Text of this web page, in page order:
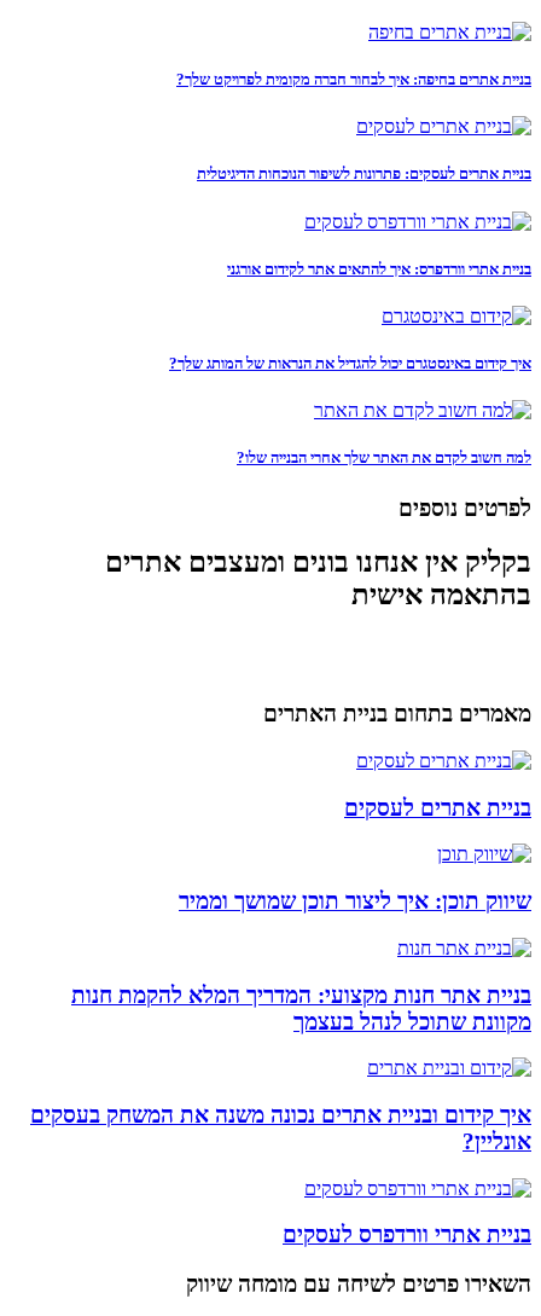
בניית אתרים בחיפה: איך לבחור חברה מקומית לפרויקט שלך?
בניית אתרים לעסקים: פתרונות לשיפור הנוכחות הדיגיטלית
בניית אתרי וורדפרס: איך להתאים אתר לקידום אורגני
איך קידום באינסטגרם יכול להגדיל את הנראות של המותג שלך?
למה חשוב לקדם את האתר שלך אחרי הבנייה שלו?
לפרטים נוספים
בקליק אין אנחנו בונים ומעצבים אתרים
בהתאמה אישית
מאמרים בתחום בניית האתרים
בניית אתרים לעסקים
שיווק תוכן: איך ליצור תוכן שמושך וממיר
בניית אתר חנות מקצועי: המדריך המלא להקמת חנות
מקוונת שתוכל לנהל בעצמך
איך קידום ובניית אתרים נכונה משנה את המשחק בעסקים
אונליין?
בניית אתרי וורדפרס לעסקים
השאירו פרטים לשיחה עם מומחה שיווק